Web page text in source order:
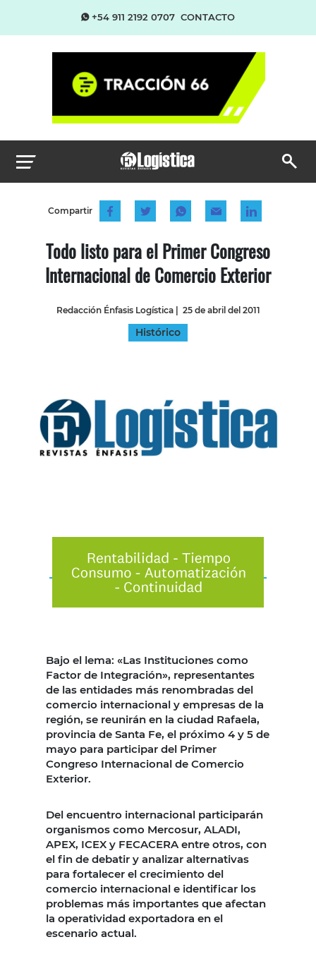
+54 911 2192 0707 CONTACTO
Compartir
Todo listo para el Primer Congreso
Internacional de Comercio Exterior
Redacción Énfasis Logística| 25 de abril del 2011
Histórico
Bajo el lema: «Las Instituciones como
Factor de Integración», representantes
de las entidades más renombradas del
comercio internacional y empresas de la
región, se reunirán en la ciudad Rafaela,
provincia de Santa Fe, el próximo 4 y 5 de
mayo para participar del Primer
Congreso Internacional de Comercio
Exterior.
Del encuentro internacional participarán
organismos como Mercosur, ALADI,
APEX, ICEX y FECACERA entre otros, con
el fin de debatir y analizar alternativas
para fortalecer el crecimiento del
comercio internacional e identificar los
problemas más importantes que afectan
la operatividad exportadora en el
escenario actual.